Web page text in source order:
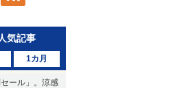
気記事
1カ月
ール」。涼感